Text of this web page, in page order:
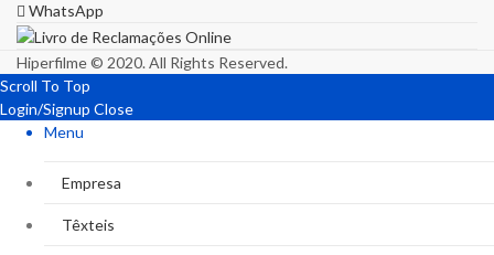
WhatsApp
Hiperfilme © 2020. All Rights Reserved.
Scroll To Top
Login/Signup Close
Menu
Empresa
Têxteis